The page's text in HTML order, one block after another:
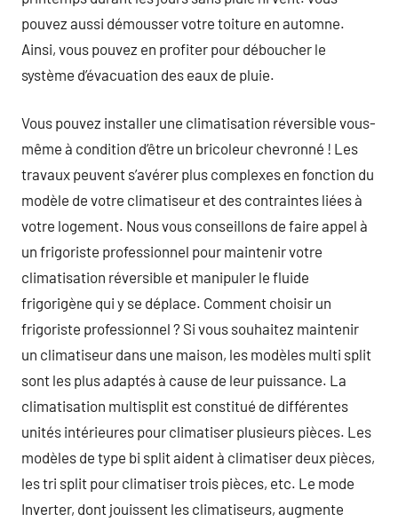
pouvez aussi démousser votre toiture en automne.
Ainsi, vous pouvez en profiter pour déboucher le
système d’évacuation des eaux de pluie.
Vous pouvez installer une climatisation réversible vous-
même à condition d’être un bricoleur chevronné ! Les
travaux peuvent s’avérer plus complexes en fonction du
modèle de votre climatiseur et des contraintes liées à
votre logement. Nous vous conseillons de faire appel à
un frigoriste professionnel pour maintenir votre
climatisation réversible et manipuler le fluide
frigorigène qui y se déplace. Comment choisir un
frigoriste professionnel ? Si vous souhaitez maintenir
un climatiseur dans une maison, les modèles multi split
sont les plus adaptés à cause de leur puissance. La
climatisation multisplit est constitué de différentes
unités intérieures pour climatiser plusieurs pièces. Les
modèles de type bi split aident à climatiser deux pièces,
les tri split pour climatiser trois pièces, etc. Le mode
Inverter, dont jouissent les climatiseurs, augmente